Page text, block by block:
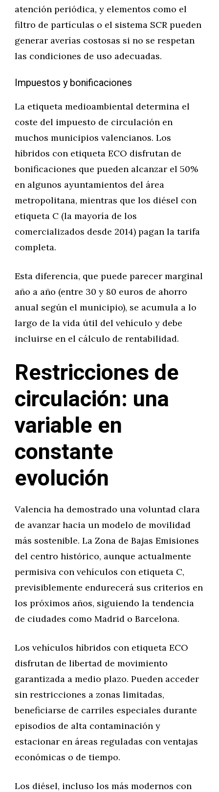
atención periódica, y elementos como el
filtro de partículas o el sistema SCR pueden
generar averías costosas si no se respetan
las condiciones de uso adecuadas.
Impuestos y bonificaciones
La etiqueta medioambiental determina el
coste del impuesto de circulación en
muchos municipios valencianos. Los
híbridos con etiqueta ECO disfrutan de
bonificaciones que pueden alcanzar el 50%
en algunos ayuntamientos del área
metropolitana, mientras que los diésel con
etiqueta C (la mayoría de los
comercializados desde 2014) pagan la tarifa
completa.
Esta diferencia, que puede parecer marginal
año a año (entre 30 y 80 euros de ahorro
anual según el municipio), se acumula a lo
largo de la vida útil del vehículo y debe
incluirse en el cálculo de rentabilidad.
Restricciones de
circulación: una
variable en
constante
evolución
Valencia ha demostrado una voluntad clara
de avanzar hacia un modelo de movilidad
más sostenible. La Zona de Bajas Emisiones
del centro histórico, aunque actualmente
permisiva con vehículos con etiqueta C,
previsiblemente endurecerá sus criterios en
los próximos años, siguiendo la tendencia
de ciudades como Madrid o Barcelona.
Los vehículos híbridos con etiqueta ECO
disfrutan de libertad de movimiento
garantizada a medio plazo. Pueden acceder
sin restricciones a zonas limitadas,
beneficiarse de carriles especiales durante
episodios de alta contaminación y
estacionar en áreas reguladas con ventajas
económicas o de tiempo.
Los diésel, incluso los más modernos con